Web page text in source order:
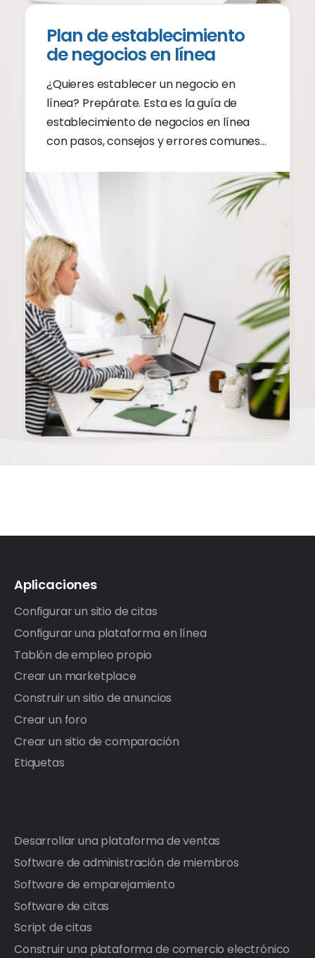
Plan de establecimiento
de negocios en línea
¿Quieres establecer un negocio en
línea? Prepárate. Esta es la guía de
establecimiento de negocios en línea
con pasos, consejos y errores comunes
Aplicaciones
Configurar un sitio de citas
Configurar una plataforma en línea
Tablón de empleo propio
Crear un marketplace
Construir un sitio de anuncios
Crear un foro
Crear un sitio de comparación
Etiquetas
Desarrollar una plataforma de ventas
Software de administración de miembros
Software de emparejamiento
Software de citas
Script de citas
Construir una plataforma de comercio electrónico